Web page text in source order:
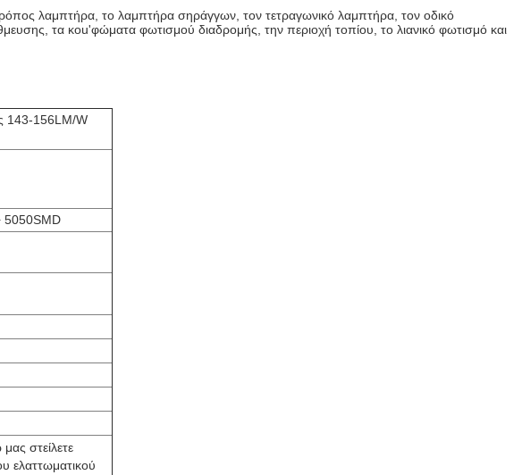
λαμπτήρα, το λαμπτήρα σηράγγων, τον τετραγωνικό λαμπτήρα, τον οδικό
τα κοu'φώματα φωτισμού διαδρομής, την περιοχή τοπίου, το λιανικό φωτισμό και
143-156LM/W
5050SMD
στείλετε
ελαττωματικού